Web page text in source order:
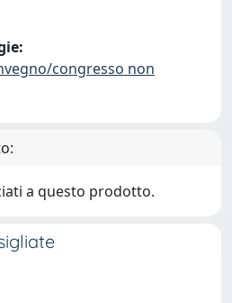
congresso non
a questo prodotto.